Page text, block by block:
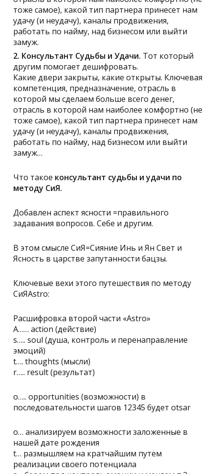
тоже самое), какой тип партнера принесет нам
удачу (и неудачу), каналы продвижения,
работать по найму, над бизнесом или выйти
замуж.
2. Консультант Судьбы и Удачи. Тот который
другим помогает дешифровать.
Какие двери закрыты, какие открыты. Ключевая
компетенция, предназначение, отрасль в
которой мы сделаем больше всего денег,
отрасль в которой нам наиболее комфортно (не
тоже самое), какой тип партнера принесет нам
удачу (и неудачу), каналы продвижения,
работать по найму, над бизнесом или выйти
замуж…
Что такое консультант судьбы и удачи по
методу СиЯ.
Добавлен аспект ясности =правильного
задавания вопросов. Себе и другим.
В этом смысле СиЯ=Сияние Инь и Ян Свет и
Ясность в царстве запутанности бацзы.
Ключевые вехи этого путешествия по методу
СиЯAstro:
Расшифровка второй части «Astro»
A…… action (действие)
s….. soul (душа, контроль и перенаправление
эмоций)
t…. thoughts (мысли)
r….. result (результат)
o….. opportunities (возможности) в
последовательности шагов 12345 будет otsar
o… анализируем возможности заложенные в
нашей дате рождения
t… размышляем на кратчайшим путем
реализации своего потенциала